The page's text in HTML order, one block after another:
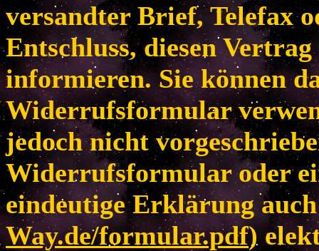
versandter Brief, Telefax
Entschluss, diesen
informieren. Sie können
Widerrufsformular
jedoch nicht
Widerrufsformular oder
eindeutige Erklärung
Way.de/formular.pdf)